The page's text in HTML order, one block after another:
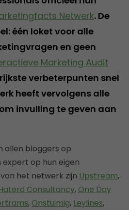
Netwerk. De
één loket voor alle
en geen
Marketing Audit
verbeterpunten snel
heeft vervolgens alle
invulling te geven aan
allen bloggers op
op hun eigen
het netwerk zijn Upstream,
Consultancy, One Day
, Onstuimig, Leylines,